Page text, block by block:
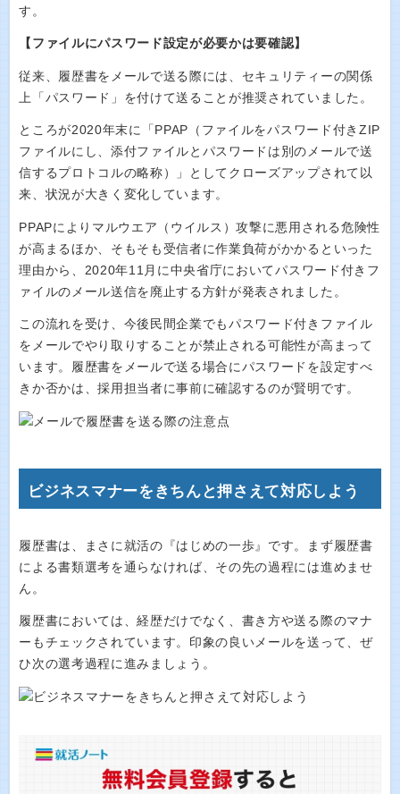
す。
【ファイルにパスワード設定が必要かは要確認】
従来、履歴書をメールで送る際には、セキュリティーの関係
上「パスワード」を付けて送ることが推奨されていました。
ところが2020年末に「PPAP（ファイルをパスワード付きZIP
ファイルにし、添付ファイルとパスワードは別のメールで送
信するプロトコルの略称）」としてクローズアップされて以
来、状況が大きく変化しています。
PPAPによりマルウエア（ウイルス）攻撃に悪用される危険性
が高まるほか、そもそも受信者に作業負荷がかかるといった
理由から、2020年11月に中央省庁においてパスワード付きフ
ァイルのメール送信を廃止する方針が発表されました。
この流れを受け、今後民間企業でもパスワード付きファイル
をメールでやり取りすることが禁止される可能性が高まって
います。履歴書をメールで送る場合にパスワードを設定すべ
きか否かは、採用担当者に事前に確認するのが賢明です。
ビジネスマナーをきちんと押さえて対応しよう
履歴書は、まさに就活の『はじめの一歩』です。まず履歴書
による書類選考を通らなければ、その先の過程には進めませ
ん。
履歴書においては、経歴だけでなく、書き方や送る際のマナ
ーもチェックされています。印象の良いメールを送って、ぜ
ひ次の選考過程に進みましょう。